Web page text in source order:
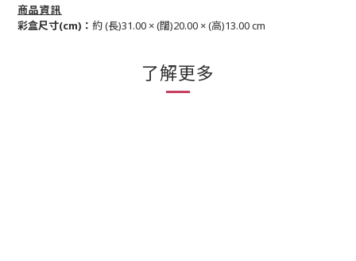
商品資訊
彩盒尺寸(cm)： 約 (長)31.00 × (闊)20.00 × (高)13.00 cm
了解更多